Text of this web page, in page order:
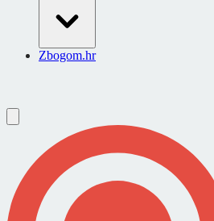
Zbogom.hr